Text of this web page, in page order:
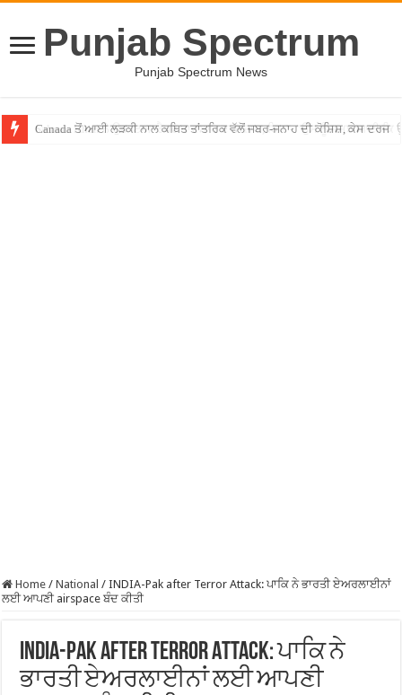
Punjab Spectrum
Punjab Spectrum News
Canada ਤੋਂ ਆਈ ਲੜਕੀ ਨਾਲ ਕਥਿਤ ਤਾਂਤਰਿਕ ਵੱਲੋਂ ਜਬਰ-ਜਨਾਹ ਦੀ ਕੋਸ਼ਿਸ਼, ਕੇਸ ਦਰਜ
Salman Khan ਨੇ ਉਡਾਇਆ ਰੈਪਰ ਬਾਦਸ਼ਾਹ ਦਾ ਮਜ਼ਾਕ, ਕਿਹਾ- ”ਉਸ ਨੂੰ ਸਮਝ ਆਈ
Home / National / INDIA-Pak after Terror Attack: ਪਾਕਿ ਨੇ ਭਾਰਤੀ ਏਅਰਲਾਈਨਾਂ
ਲਈ ਆਪਣੀ airspace ਬੰਦ ਕੀਤੀ
INDIA-Pak after Terror Attack: ਪਾਕਿ ਨੇ
ਭਾਰਤੀ ਏਅਰਲਾਈਨਾਂ ਲਈ ਆਪਣੀ